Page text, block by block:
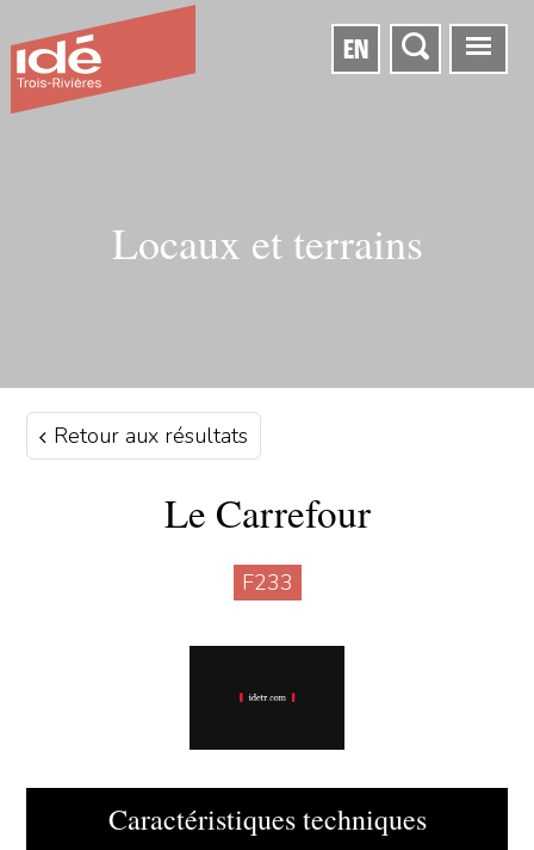
EN
Locaux et terrains
Retour aux résultats
Le Carrefour
F233
Caractéristiques techniques